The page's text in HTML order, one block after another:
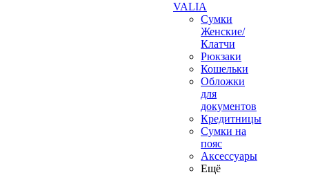
VALIA
Сумки
Женские/
Клатчи
Рюкзаки
Кошельки
Обложки
для
документов
Кредитницы
Сумки на
пояс
Аксессуары
Ещё